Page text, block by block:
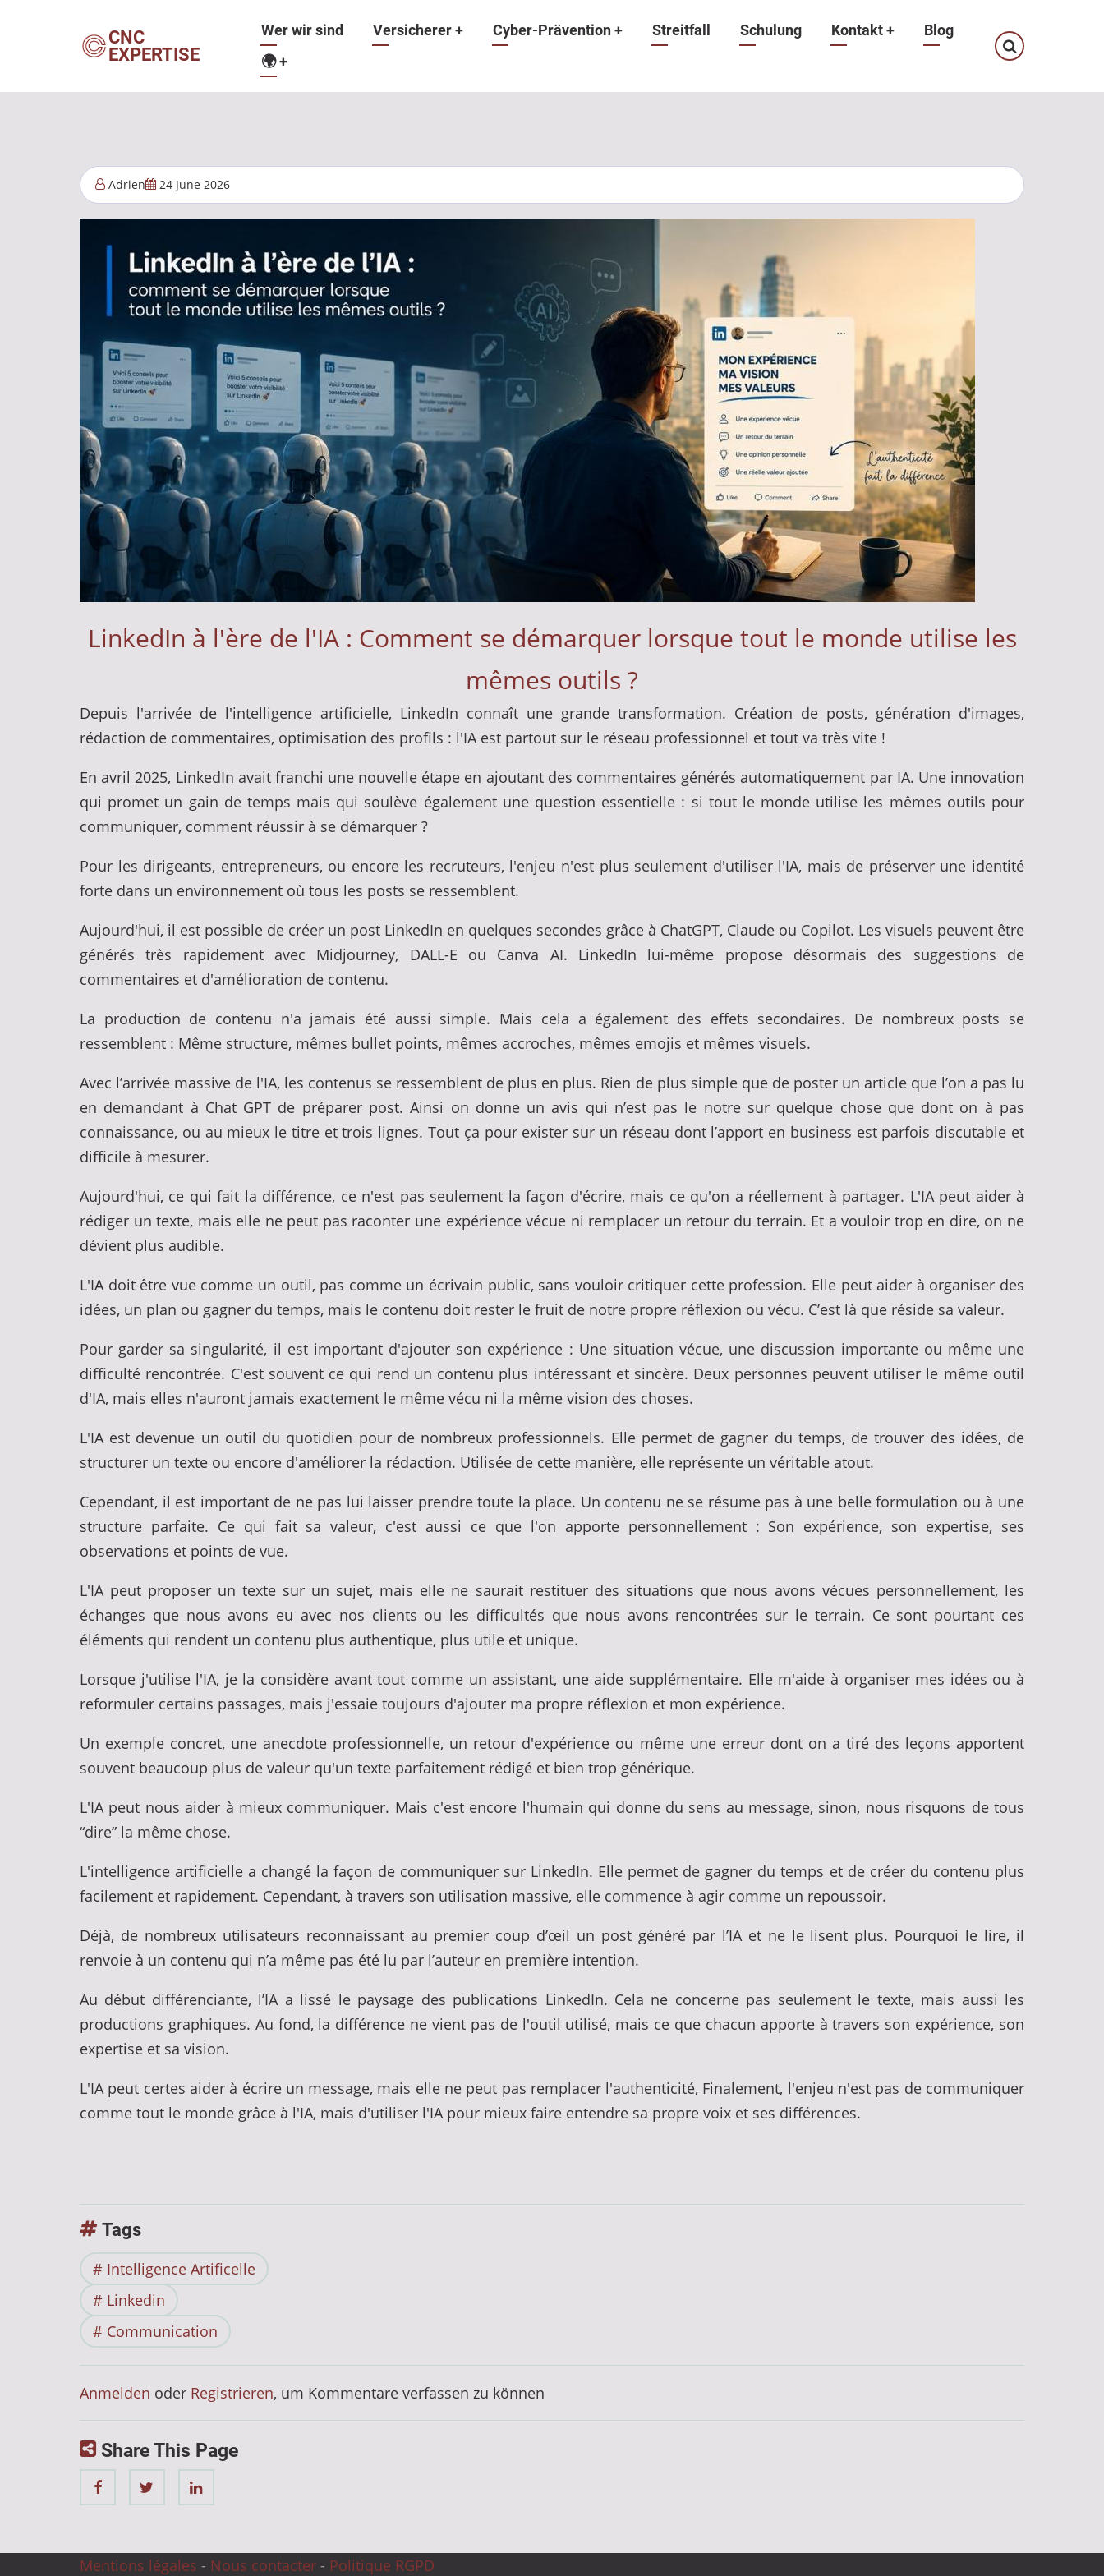
CNC
EXPERTISE
Hauptnavigation
Wer wir sind Versicherer+ Cyber-Prävention+ Streitfall Schulung Kontakt+
Blog
🌍+
Adrien 24 June 2026
LinkedIn à l'ère de l'IA : Comment se démarquer lorsque tout le monde utilise les
mêmes outils ?
Depuis l'arrivée de l'intelligence artificielle, LinkedIn connaît une grande transformation. Création de posts, génération d'images,
rédaction de commentaires, optimisation des profils : l'IA est partout sur le réseau professionnel et tout va très vite !
En avril 2025, LinkedIn avait franchi une nouvelle étape en ajoutant des commentaires générés automatiquement par IA. Une innovation
qui promet un gain de temps mais qui soulève également une question essentielle : si tout le monde utilise les mêmes outils pour
communiquer, comment réussir à se démarquer ?
Pour les dirigeants, entrepreneurs, ou encore les recruteurs, l'enjeu n'est plus seulement d'utiliser l'IA, mais de préserver une identité
forte dans un environnement où tous les posts se ressemblent.
Aujourd'hui, il est possible de créer un post LinkedIn en quelques secondes grâce à ChatGPT, Claude ou Copilot. Les visuels peuvent être
générés très rapidement avec Midjourney, DALL-E ou Canva AI. LinkedIn lui-même propose désormais des suggestions de
commentaires et d'amélioration de contenu.
La production de contenu n'a jamais été aussi simple. Mais cela a également des effets secondaires. De nombreux posts se
ressemblent : Même structure, mêmes bullet points, mêmes accroches, mêmes emojis et mêmes visuels.
Avec l’arrivée massive de l'IA, les contenus se ressemblent de plus en plus. Rien de plus simple que de poster un article que l’on a pas lu
en demandant à Chat GPT de préparer post. Ainsi on donne un avis qui n’est pas le notre sur quelque chose que dont on à pas
connaissance, ou au mieux le titre et trois lignes. Tout ça pour exister sur un réseau dont l’apport en business est parfois discutable et
difficile à mesurer.
Aujourd'hui, ce qui fait la différence, ce n'est pas seulement la façon d'écrire, mais ce qu'on a réellement à partager. L'IA peut aider à
rédiger un texte, mais elle ne peut pas raconter une expérience vécue ni remplacer un retour du terrain. Et a vouloir trop en dire, on ne
dévient plus audible.
L'IA doit être vue comme un outil, pas comme un écrivain public, sans vouloir critiquer cette profession. Elle peut aider à organiser des
idées, un plan ou gagner du temps, mais le contenu doit rester le fruit de notre propre réflexion ou vécu. C’est là que réside sa valeur.
Pour garder sa singularité, il est important d'ajouter son expérience : Une situation vécue, une discussion importante ou même une
difficulté rencontrée. C'est souvent ce qui rend un contenu plus intéressant et sincère. Deux personnes peuvent utiliser le même outil
d'IA, mais elles n'auront jamais exactement le même vécu ni la même vision des choses.
L'IA est devenue un outil du quotidien pour de nombreux professionnels. Elle permet de gagner du temps, de trouver des idées, de
structurer un texte ou encore d'améliorer la rédaction. Utilisée de cette manière, elle représente un véritable atout.
Cependant, il est important de ne pas lui laisser prendre toute la place. Un contenu ne se résume pas à une belle formulation ou à une
structure parfaite. Ce qui fait sa valeur, c'est aussi ce que l'on apporte personnellement : Son expérience, son expertise, ses
observations et points de vue.
L'IA peut proposer un texte sur un sujet, mais elle ne saurait restituer des situations que nous avons vécues personnellement, les
échanges que nous avons eu avec nos clients ou les difficultés que nous avons rencontrées sur le terrain. Ce sont pourtant ces
éléments qui rendent un contenu plus authentique, plus utile et unique.
Lorsque j'utilise l'IA, je la considère avant tout comme un assistant, une aide supplémentaire. Elle m'aide à organiser mes idées ou à
reformuler certains passages, mais j'essaie toujours d'ajouter ma propre réflexion et mon expérience.
Un exemple concret, une anecdote professionnelle, un retour d'expérience ou même une erreur dont on a tiré des leçons apportent
souvent beaucoup plus de valeur qu'un texte parfaitement rédigé et bien trop générique.
L'IA peut nous aider à mieux communiquer. Mais c'est encore l'humain qui donne du sens au message, sinon, nous risquons de tous
“dire” la même chose.
L'intelligence artificielle a changé la façon de communiquer sur LinkedIn. Elle permet de gagner du temps et de créer du contenu plus
facilement et rapidement. Cependant, à travers son utilisation massive, elle commence à agir comme un repoussoir.
Déjà, de nombreux utilisateurs reconnaissant au premier coup d’œil un post généré par l’IA et ne le lisent plus. Pourquoi le lire, il
renvoie à un contenu qui n’a même pas été lu par l’auteur en première intention.
Au début différenciante, l’IA a lissé le paysage des publications LinkedIn. Cela ne concerne pas seulement le texte, mais aussi les
productions graphiques. Au fond, la différence ne vient pas de l'outil utilisé, mais ce que chacun apporte à travers son expérience, son
expertise et sa vision.
L'IA peut certes aider à écrire un message, mais elle ne peut pas remplacer l'authenticité, Finalement, l'enjeu n'est pas de communiquer
comme tout le monde grâce à l'IA, mais d'utiliser l'IA pour mieux faire entendre sa propre voix et ses différences.
Tags
Intelligence Artificelle
Linkedin
Communication
Anmelden oder Registrieren, um Kommentare verfassen zu können
Share This Page
Mentions légales - Nous contacter - Politique RGPD